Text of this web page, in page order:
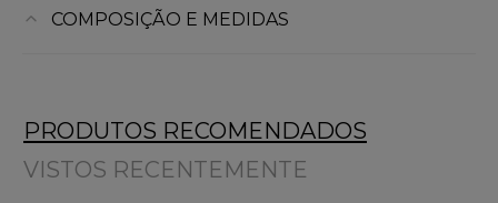
COMPOSIÇÃO E MEDIDAS
PRODUTOS RECOMENDADOS
VISTOS RECENTEMENTE